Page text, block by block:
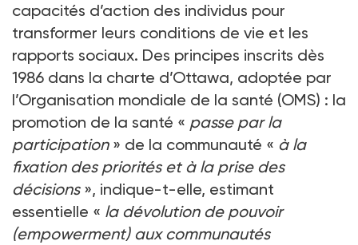
capacités d’action des individus pour
transformer leurs conditions de vie et les
rapports sociaux. Des principes inscrits dès
1986 dans la charte d’Ottawa, adoptée par
l’Organisation mondiale de la santé (OMS) : la
promotion de la santé « passe par la
participation» de la communauté « à la
fixation des priorités et à la prise des
décisions», indique-t-elle, estimant
essentielle « la dévolution de pouvoir
(empowerment) aux communautés